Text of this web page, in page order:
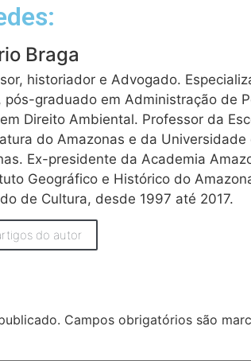
Braga
historiador e Advogado.
pós-graduado em Administração de
Direito Ambiental. Professor da
do Amazonas e da
Ex-presidente da Academia
Geográfico e Histórico do
de Cultura, desde 1997 até 2017.
do autor
Campos obrigatórios são